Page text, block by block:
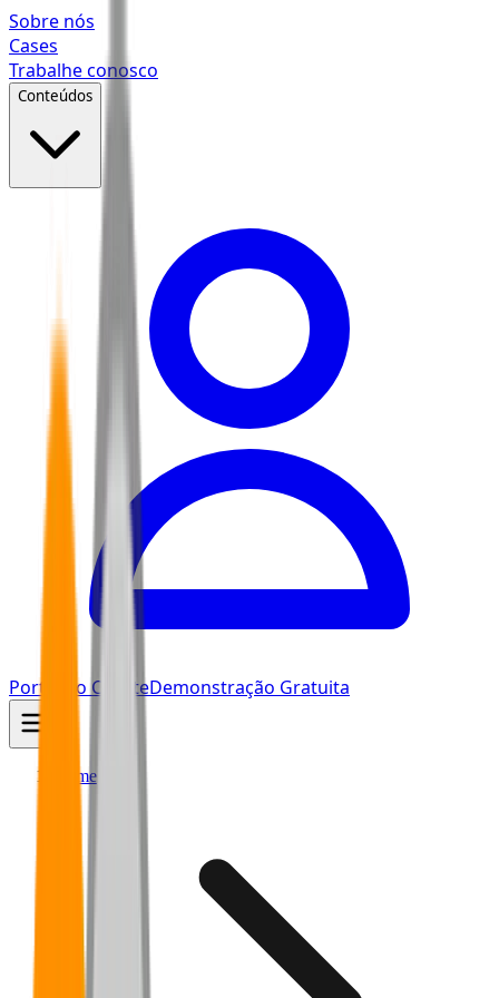
Pular para o conteúdo principal
Sobre nós
Cases
Trabalhe conosco
Conteúdos
Portal do ClienteDemonstração Gratuita
Home